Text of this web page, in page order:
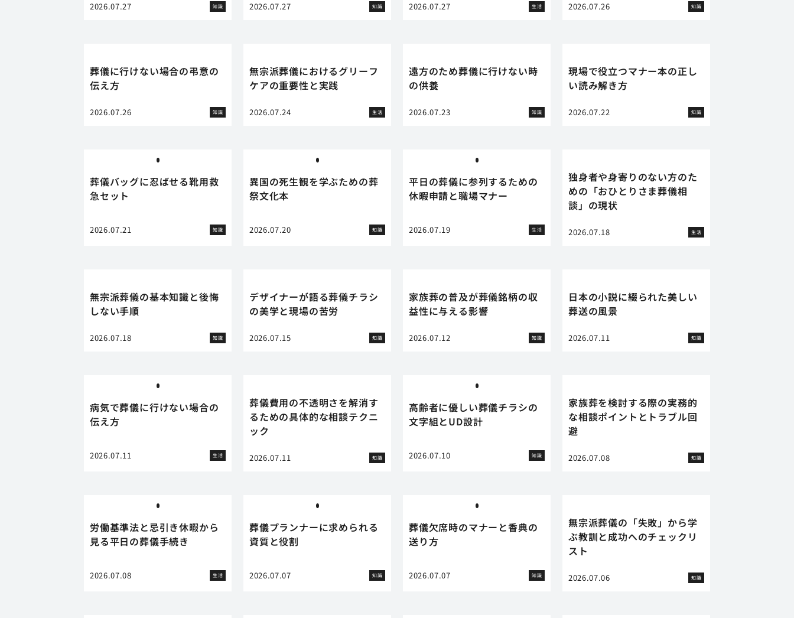
2026.07.27 知識 2026.07.27 知識 2026.07.27 生活 2026.07.26 知識
葬儀に行けない場合の弔意の
伝え方
2026.07.26 知識
無宗派葬儀におけるグリーフ
ケアの重要性と実践
2026.07.24 生活
遠方のため葬儀に行けない時
の供養
2026.07.23 知識
現場で役立つマナー本の正し
い読み解き方
2026.07.22 知識
葬儀バッグに忍ばせる靴用救
急セット
2026.07.21 知識
異国の死生観を学ぶための葬
祭文化本
2026.07.20 知識
平日の葬儀に参列するための
休暇申請と職場マナー
2026.07.19 生活
独身者や身寄りのない方のた
めの「おひとりさま葬儀相
談」の現状
2026.07.18 生活
無宗派葬儀の基本知識と後悔
しない手順
2026.07.18 知識
デザイナーが語る葬儀チラシ
の美学と現場の苦労
2026.07.15 知識
家族葬の普及が葬儀銘柄の収
益性に与える影響
2026.07.12 知識
日本の小説に綴られた美しい
葬送の風景
2026.07.11 知識
病気で葬儀に行けない場合の
伝え方
2026.07.11 生活
葬儀費用の不透明さを解消す
るための具体的な相談テクニ
ック
2026.07.11 知識
高齢者に優しい葬儀チラシの
文字組とUD設計
2026.07.10 知識
家族葬を検討する際の実務的
な相談ポイントとトラブル回
避
2026.07.08 知識
労働基準法と忌引き休暇から
見る平日の葬儀手続き
2026.07.08 生活
葬儀プランナーに求められる
資質と役割
2026.07.07 知識
葬儀欠席時のマナーと香典の
送り方
2026.07.07 知識
無宗派葬儀の「失敗」から学
ぶ教訓と成功へのチェックリ
スト
2026.07.06 知識